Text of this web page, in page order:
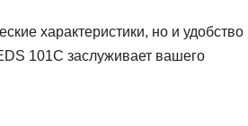
характеристики, но и удобство
101C заслуживает вашего